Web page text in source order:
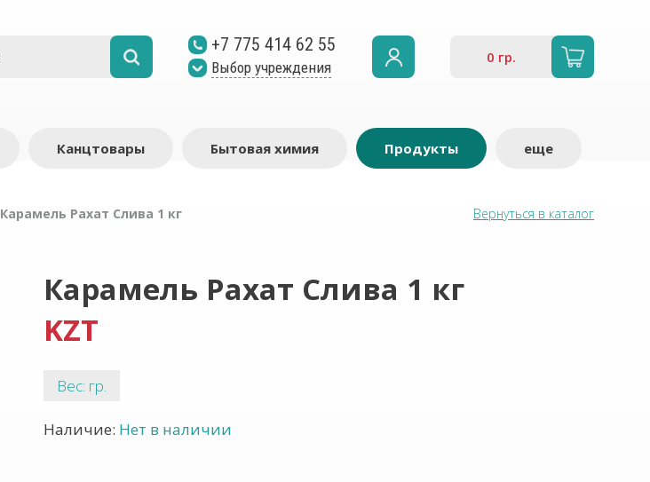
+7 775 414 62 55
Выбор учреждения
0 гр.
Канцтовары Бытовая химия Продукты еще
Карамель Рахат Слива 1 кг Вернуться в каталог
Карамель Рахат Слива 1 кг
KZT
Вес: гр.
Наличие: Нет в наличии